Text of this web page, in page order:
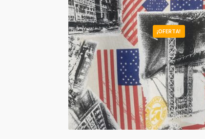
¡OFERTA!